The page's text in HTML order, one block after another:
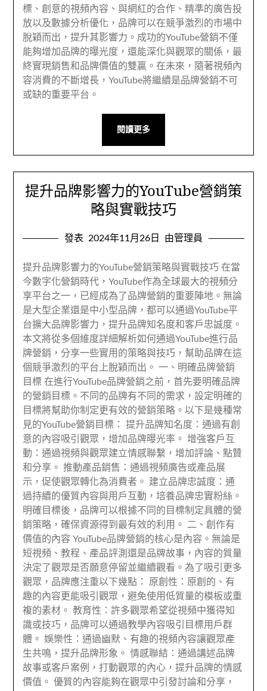
標、創意的視頻內容、與網紅的合作、精準的廣告投
放以及數據分析優化，品牌可以在競爭激烈的市場中
脫穎而出，提升其影響力。成功的YouTube營銷不僅
能夠增加品牌的曝光度，還能深化與觀眾的關係，最
終實現銷售和品牌價值的雙贏。在未來，隨著視頻內
容消費的不斷增長，YouTube將繼續是品牌營銷不可
或缺的重要平台。
閱讀更多
提升品牌影響力的YouTube營銷策
略與實戰技巧
發表 2024年11月26日 由管理員
提升品牌影響力的YouTube營銷策略與實戰技巧 在當
今數字化營銷時代，YouTube作為全球最大的視頻分
享平台之一，已經成為了品牌營銷的重要陣地。無論
是大型企業還是中小型品牌，都可以通過YouTube平
台擴大品牌影響力，提升品牌知名度和客戶忠誠度。
本文將從多個維度詳細解析如何通過YouTube進行品
牌營銷，分享一些實用的策略與技巧，幫助品牌在這
個競爭激烈的平台上脫穎而出。 一、明確品牌營銷
目標 在進行YouTube品牌營銷之前，首先要明確品牌
的營銷目標。不同的品牌有不同的需求，設定明確的
目標將幫助你制定更有效的營銷策略。以下是幾種常
見的YouTube營銷目標： 提升品牌知名度：通過有創
意的內容吸引觀眾，增加品牌曝光率。 增強客戶互
動：通過視頻與觀眾建立情感聯繫，增加評論、點贊
和分享。 推動產品銷售：通過視頻廣告或產品展
示，促使觀眾轉化為消費者。 建立品牌忠誠度：通
過持續的優質內容與用戶互動，培養品牌忠實粉絲。
明確目標後，品牌可以根據不同的目標制定具體的營
銷策略，確保資源得到最有效的利用。 二、創作有
價值的內容 YouTube品牌營銷的核心是內容。無論是
短視頻、教程、產品評測還是品牌故事，內容的質量
決定了觀眾是否願意停留並繼續觀看。為了吸引更多
觀眾，品牌應注重以下幾點： 原創性：原創的、有
趣的內容更能吸引觀眾，避免使用低質量的模板或重
複的素材。 教育性：許多觀眾希望從視頻中獲得知
識或技巧，品牌可以通過教學內容吸引目標用戶群
體。 娛樂性：通過幽默、有趣的視頻內容讓觀眾產
生共鳴，提升品牌形象。 情感聯結：通過講述品牌
故事或客戶案例，打動觀眾的內心，提升品牌的情感
價值。 優質的內容能夠在觀眾中引發討論和分享，